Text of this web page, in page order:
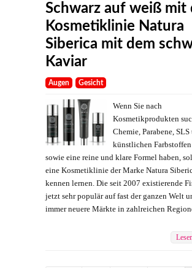
Schwarz auf weiß mit
Kosmetiklinie Natura
Siberica mit dem
Kaviar
Augen Gesicht
Wenn Sie nach
Kosmetikprodukten
Chemie, Parabene, SLS
künstlichen Farbstoffen
sowie eine reine und klare Formel haben,
eine Kosmetiklinie der Marke Natura
kennen lernen. Die seit 2007 existierende
jetzt sehr populär auf fast der ganzen Welt
immer neuere Märkte in zahlreichen